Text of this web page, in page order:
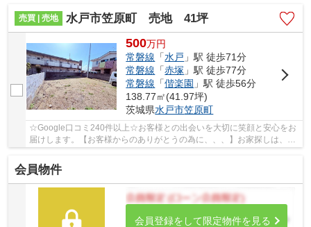
売買 | 売地
水戸市笠原町 売地 41坪
500万円
常磐線 「水戸 」駅 徒歩71分
常磐線 「赤塚 」駅 徒歩77分
常磐線 「偕楽園 」駅 徒歩56分
138.77㎡(41.97坪)
茨城県水戸市笠原町
☆Google口コミ240件以上☆お客様との出会いを大切に笑顔と安心をお
届けします。【お客様からのありがとうの為に、、、】お家探しは、ひ
会員物件
会員登録をして限定物件を見る